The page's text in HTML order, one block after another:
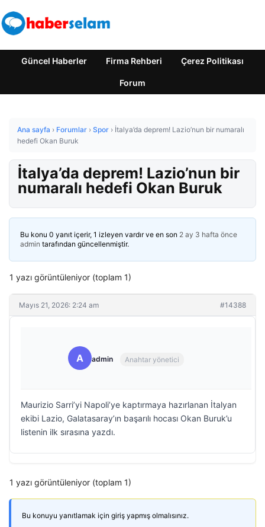
Güncel Haberler Firma Rehberi Çerez Politikası
Forum
Ana sayfa › Forumlar › Spor › İtalya’da deprem! Lazio’nun bir numaralı
hedefi Okan Buruk
İtalya’da deprem! Lazio’nun bir
numaralı hedefi Okan Buruk
Bu konu 0 yanıt içerir, 1 izleyen vardır ve en son 2 ay 3 hafta önce
admin tarafından güncellenmiştir.
1 yazı görüntüleniyor (toplam 1)
Mayıs 21, 2026: 2:24 am #14388
A admin Anahtar yönetici
Maurizio Sarri’yi Napoli’ye kaptırmaya hazırlanan İtalyan
ekibi Lazio, Galatasaray’ın başarılı hocası Okan Buruk’u
listenin ilk sırasına yazdı.
1 yazı görüntüleniyor (toplam 1)
Bu konuyu yanıtlamak için giriş yapmış olmalısınız.